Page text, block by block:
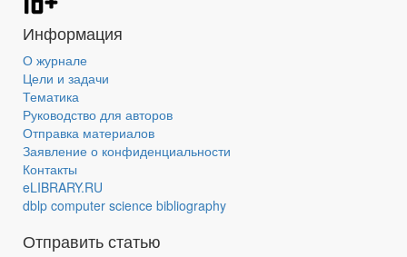
Информация
О журнале
Цели и задачи
Тематика
Руководство для авторов
Отправка материалов
Заявление о конфиденциальности
Контакты
eLIBRARY.RU
dblp computer science bibliography
Отправить статью